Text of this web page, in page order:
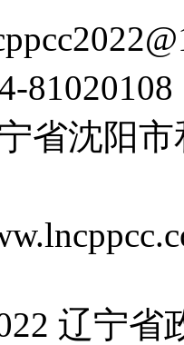
81020108
省沈阳
辽宁